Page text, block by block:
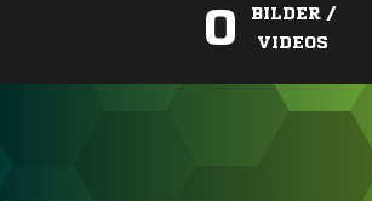
0
BILDER /
VIDEOS